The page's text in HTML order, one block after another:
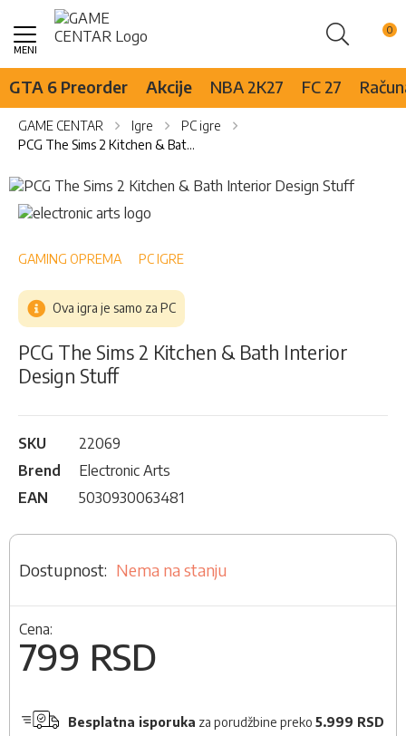
Pretraži
Skip
Content
GTA 6 Preorder Akcije NBA 2K27 FC 27
GAME CENTAR Igre
PC igre
PCG The Sims 2 Kitchen & Bath Interior Design Stuff
Skip
to
the
of
images
gallery
Skip
to
beginning
the
images
gallery
GAMING OPREMA PC IGRE
Ova igra je samo za PC
PCG The Sims 2 Kitchen & Bath Interior
Design Stuff
SKU
22069
Brend
Electronic Arts
EAN
5030930063481
Nema na stanju
Cena:
799 RSD
Besplatna isporuka za porudžbine preko 5.999 RSD